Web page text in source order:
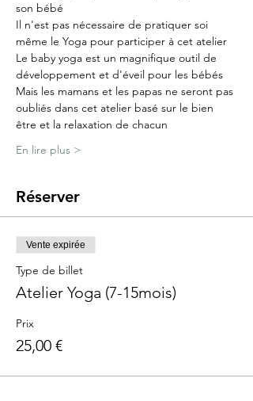
son bébé
Il n'est pas nécessaire de pratiquer soi
même le Yoga pour participer à cet atelier
Le baby yoga est un magnifique outil de
développement et d'éveil pour les bébés
Mais les mamans et les papas ne seront pas
oubliés dans cet atelier basé sur le bien
être et la relaxation de chacun
En lire plus >
Réserver
Vente expirée
Type de billet
Atelier Yoga (7-15mois)
Prix
25,00 €